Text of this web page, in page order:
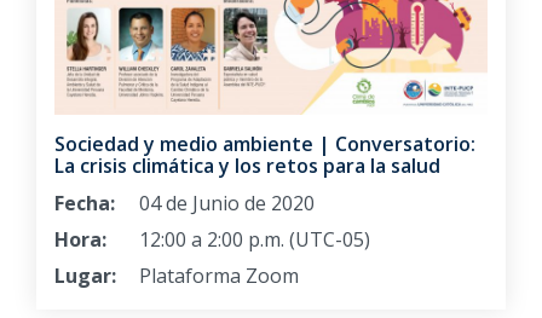
Sociedad y medio ambiente | Conversatorio:
La crisis climática y los retos para la salud
Fecha:
04 de Junio de 2020
Hora:
12:00 a 2:00 p.m. (UTC-05)
Lugar:
Plataforma Zoom